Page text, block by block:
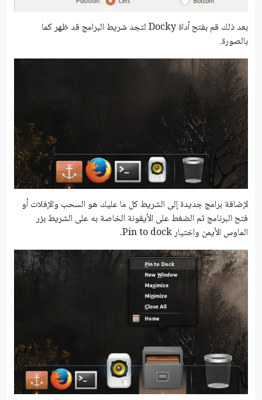
بعد ذلك قم بفتح أداة Docky لتجد شريط البرامج قد ظهر كما
بالصورة.
لإضافة برامج جديدة إلى الشريط كل ما عليك هو السحب والإفلات أو
فتح البرنامج ثم الضغط على الأيقونة الخاصة به على الشريط بزر
الماوس الأيمن واختيار Pin to dock.